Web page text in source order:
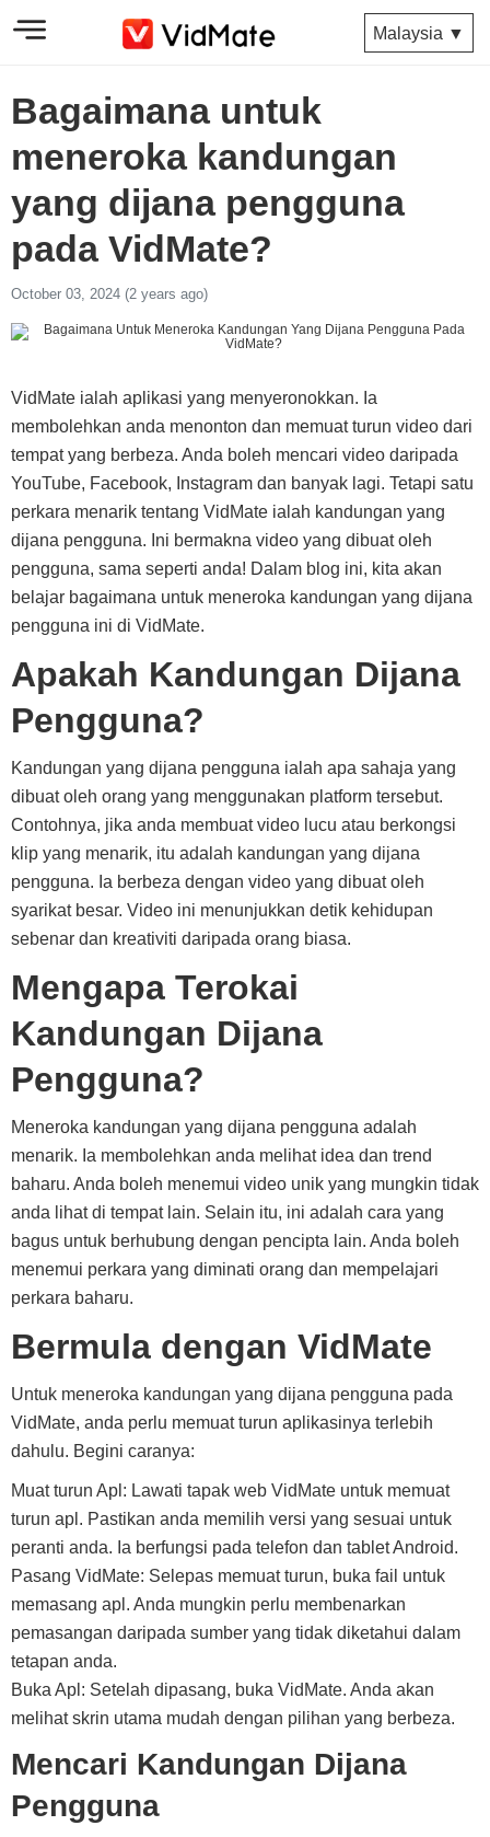
Malaysia ▼
Bagaimana untuk
meneroka kandungan
yang dijana pengguna
pada VidMate?
October 03, 2024 (2 years ago)
VidMate ialah aplikasi yang menyeronokkan. Ia
membolehkan anda menonton dan memuat turun video dari
tempat yang berbeza. Anda boleh mencari video daripada
YouTube, Facebook, Instagram dan banyak lagi. Tetapi satu
perkara menarik tentang VidMate ialah kandungan yang
dijana pengguna. Ini bermakna video yang dibuat oleh
pengguna, sama seperti anda! Dalam blog ini, kita akan
belajar bagaimana untuk meneroka kandungan yang dijana
pengguna ini di VidMate.
Apakah Kandungan Dijana
Pengguna?
Kandungan yang dijana pengguna ialah apa sahaja yang
dibuat oleh orang yang menggunakan platform tersebut.
Contohnya, jika anda membuat video lucu atau berkongsi
klip yang menarik, itu adalah kandungan yang dijana
pengguna. Ia berbeza dengan video yang dibuat oleh
syarikat besar. Video ini menunjukkan detik kehidupan
sebenar dan kreativiti daripada orang biasa.
Mengapa Terokai
Kandungan Dijana
Pengguna?
Meneroka kandungan yang dijana pengguna adalah
menarik. Ia membolehkan anda melihat idea dan trend
baharu. Anda boleh menemui video unik yang mungkin tidak
anda lihat di tempat lain. Selain itu, ini adalah cara yang
bagus untuk berhubung dengan pencipta lain. Anda boleh
menemui perkara yang diminati orang dan mempelajari
perkara baharu.
Bermula dengan VidMate
Untuk meneroka kandungan yang dijana pengguna pada
VidMate, anda perlu memuat turun aplikasinya terlebih
dahulu. Begini caranya:
Muat turun Apl: Lawati tapak web VidMate untuk memuat
turun apl. Pastikan anda memilih versi yang sesuai untuk
peranti anda. Ia berfungsi pada telefon dan tablet Android.
Pasang VidMate: Selepas memuat turun, buka fail untuk
memasang apl. Anda mungkin perlu membenarkan
pemasangan daripada sumber yang tidak diketahui dalam
tetapan anda.
Buka Apl: Setelah dipasang, buka VidMate. Anda akan
melihat skrin utama mudah dengan pilihan yang berbeza.
Mencari Kandungan Dijana
Pengguna